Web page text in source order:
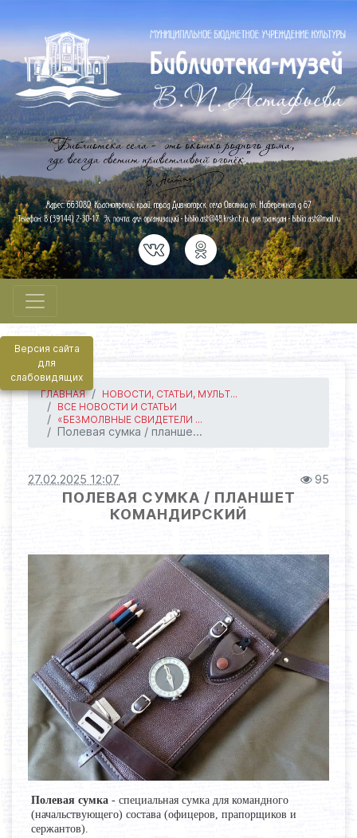
Версия сайта
для
слабовидящих
ГЛАВНАЯ
НОВОСТИ, СТАТЬИ, МУЛЬТ...
ВСЕ НОВОСТИ И СТАТЬИ
«БЕЗМОЛВНЫЕ СВИДЕТЕЛИ ...
Полевая сумка / планше...
27.02.2025 12:07 95
ПОЛЕВАЯ СУМКА / ПЛАНШЕТ
КОМАНДИРСКИЙ
Полевая сумка - специальная сумка для командного
(начальствующего) состава (офицеров, прапорщиков и
сержантов).